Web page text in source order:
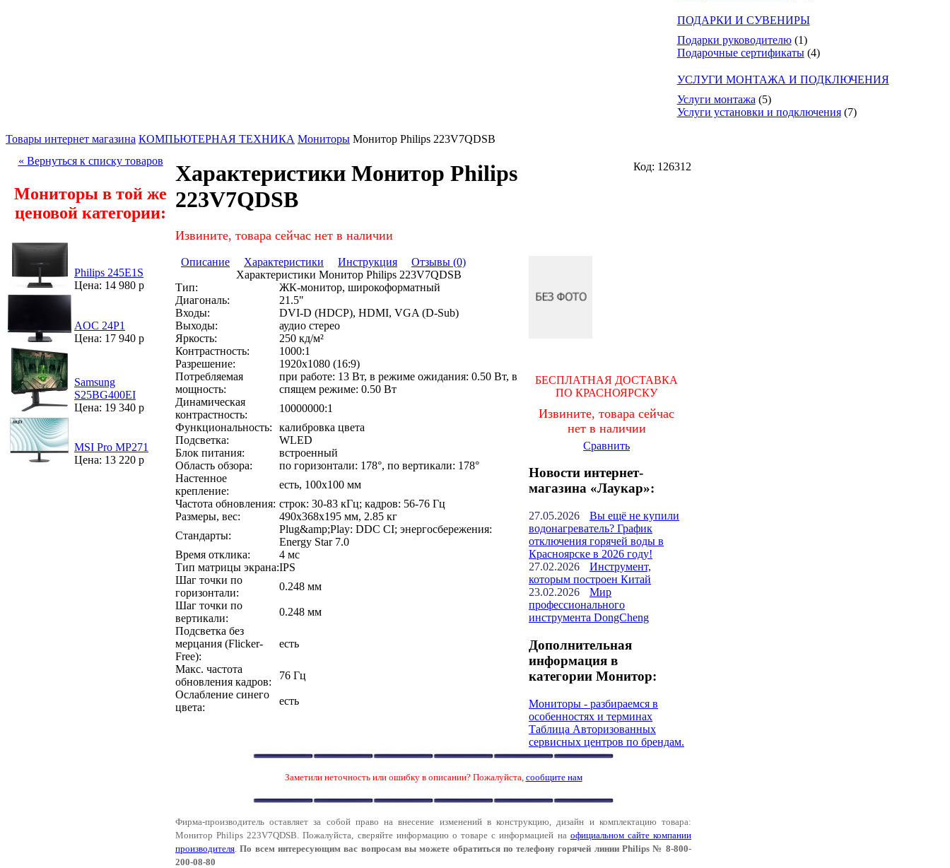
ПОДАРКИ И СУВЕНИРЫ
Подарки руководителю (1)
Подарочные сертификаты (4)
УСЛУГИ МОНТАЖА И ПОДКЛЮЧЕНИЯ
Услуги монтажа (5)
Услуги установки и подключения (7)
Товары интернет магазина КОМПЬЮТЕРНАЯ ТЕХНИКА Мониторы Монитор Philips 223V7QDSB
« Вернуться к списку товаров
Мониторы в той же
ценовой категории:
Philips 245E1S
Цена: 14 980 р
AOC 24P1
Цена: 17 940 р
Samsung
S25BG400EI
Цена: 19 340 р
MSI Pro MP271
Цена: 13 220 р
Код: 126312
Характеристики Монитор Philips
223V7QDSB
Извините, товара сейчас нет в наличии
БЕСПЛАТНАЯ ДОСТАВКА
ПО КРАСНОЯРСКУ
Извините, товара сейчас
нет в наличии
Сравнить
Новости интернет-
магазина «Лаукар»:
27.05.2026
Вы ещё не купили
водонагреватель? График
отключения горячей воды в
Красноярске в 2026 году!
27.02.2026
Инструмент,
которым построен Китай
23.02.2026
Мир
профессионального
инструмента DongCheng
Дополнительная
информация в
категории Монитор:
Мониторы - разбираемся в
особенностях и терминах
Таблица Авторизованных
сервисных центров по брендам.
Описание Характеристики Инструкция
Отзывы (0)
Характеристики Монитор Philips 223V7QDSB
Тип:
ЖК-монитор, широкоформатный
Диагональ:
21.5"
Входы:
DVI-D (HDCP), HDMI, VGA (D-Sub)
Выходы:
аудио стерео
Яркость:
250 кд/м²
Контрастность:
1000:1
Разрешение:
1920x1080 (16:9)
Потребляемая
мощность:
при работе: 13 Вт, в режиме ожидания: 0.50 Вт, в
спящем режиме: 0.50 Вт
Динамическая
контрастность:
10000000:1
Функциональность:
калибровка цвета
Подсветка:
WLED
Блок питания:
встроенный
Область обзора:
по горизонтали: 178°, по вертикали: 178°
Настенное
крепление:
есть, 100x100 мм
Частота обновления: строк: 30-83 кГц; кадров: 56-76 Гц
Размеры, вес:
490x368x195 мм, 2.85 кг
Стандарты:
Plug&amp;Play: DDC CI; энергосбережения:
Energy Star 7.0
Время отклика:
4 мс
Тип матрицы экрана:IPS
Шаг точки по
горизонтали:
0.248 мм
Шаг точки по
вертикали:
0.248 мм
Подсветка без
мерцания (Flicker-
Free):
есть
Макс. частота
обновления кадров:
76 Гц
Ослабление синего
цвета:
есть
Заметили неточность или ошибку в описании? Пожалуйста, сообщите нам
Фирма-производитель оставляет за собой право на внесение изменений в конструкцию, дизайн и комплектацию товара:
Монитор Philips 223V7QDSB. Пожалуйста, сверяйте информацию о товаре с информацией на официальном сайте компании
производителя .По всем интересующим вас вопросам вы можете обратиться по телефону горячей линии Philips № 8-800-
200-08-80